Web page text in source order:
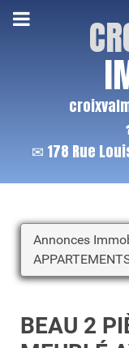
✉ 178 Rue
Annonces
BEAU 2